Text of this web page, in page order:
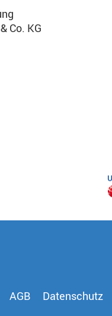
Co. KG
AGB Datenschutz